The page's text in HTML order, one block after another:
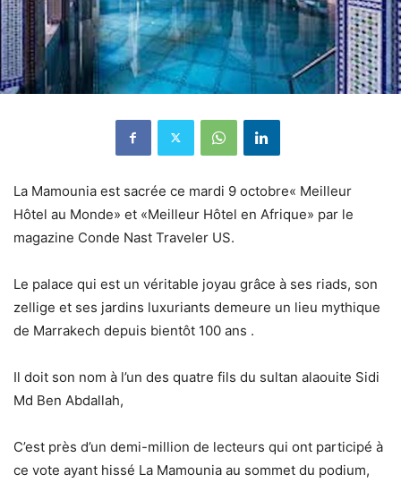
La Mamounia est sacrée ce mardi 9 octobre« Meilleur
Hôtel au Monde» et «Meilleur Hôtel en Afrique» par le
magazine Conde Nast Traveler US.
Le palace qui est un véritable joyau grâce à ses riads, son
zellige et ses jardins luxuriants demeure un lieu mythique
de Marrakech depuis bientôt 100 ans .
Il doit son nom à l’un des quatre fils du sultan alaouite Sidi
Md Ben Abdallah,
C’est près d’un demi-million de lecteurs qui ont participé à
ce vote ayant hissé La Mamounia au sommet du podium,